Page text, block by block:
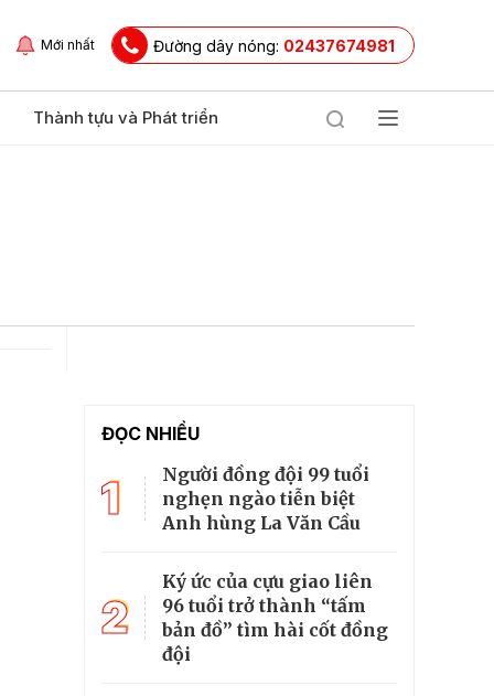
Mới nhất Đường dây nóng: 02437674981
Thành tựu và Phát triển
ĐỌC NHIỀU
1
Người đồng đội 99 tuổi
nghẹn ngào tiễn biệt
Anh hùng La Văn Cầu
2
Ký ức của cựu giao liên
96 tuổi trở thành “tấm
bản đồ” tìm hài cốt đồng
đội